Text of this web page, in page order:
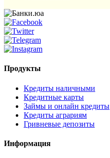
Продукты
Кредиты наличными
Кредитные карты
Займы и онлайн кредиты
Кредиты аграриям
Гривневые депозиты
Информация